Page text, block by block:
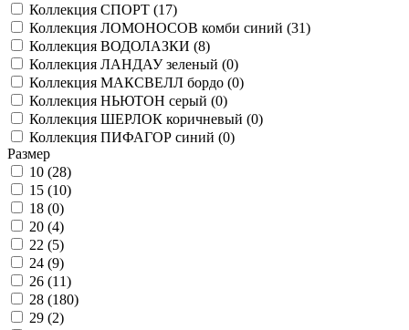
Коллекция СПОРТ (17)
Коллекция ЛОМОНОСОВ комби синий (31)
Коллекция ВОДОЛАЗКИ (8)
Коллекция ЛАНДАУ зеленый (0)
Коллекция МАКСВЕЛЛ бордо (0)
Коллекция НЬЮТОН серый (0)
Коллекция ШЕРЛОК коричневый (0)
Коллекция ПИФАГОР синий (0)
Размер
10 (28)
15 (10)
18 (0)
20 (4)
22 (5)
24 (9)
26 (11)
28 (180)
29 (2)